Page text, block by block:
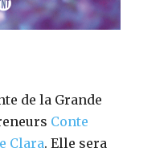
de la Grande
Conte
Clara. Elle sera